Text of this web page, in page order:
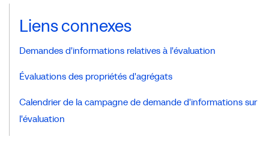
Liens connexes
Demandes d'informations relatives à l'évaluation
Évaluations des propriétés d'agrégats
Calendrier de la campagne de demande d'informations sur
l'évaluation